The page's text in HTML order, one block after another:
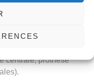
en silicone ou en
centrale, prothèse